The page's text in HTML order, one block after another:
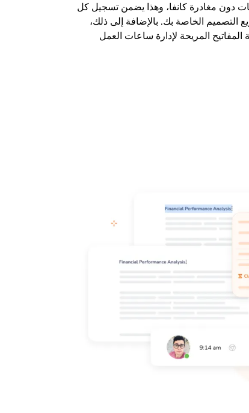
دون مغادرة كانفا، وهذا يضمن تسجيل كل
التصميم الخاصة بك. بالإضافة إلى ذلك،
المريحة لإدارة ساعات العمل